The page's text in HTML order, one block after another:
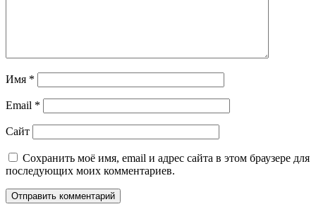
Имя *
Email *
Сайт
Сохранить моё имя, email и адрес сайта в этом браузере для
последующих моих комментариев.